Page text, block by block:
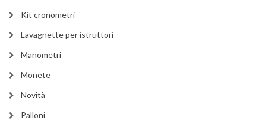
Kit cronometri
Lavagnette per istruttori
Manometri
Monete
Novità
Palloni